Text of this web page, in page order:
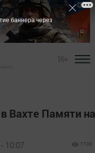
Вахте Памяти на
10:07 1103
баннера через